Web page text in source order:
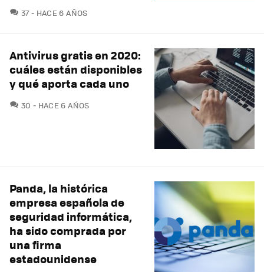
37COMENTARIOS
HACE 6 AÑOS
Antivirus gratis en 2020:
cuáles están disponibles
y qué aporta cada uno
30 COMENTARIOS
HACE 6 AÑOS
Panda, la histórica
empresa española de
seguridad informática,
ha sido comprada por
una firma
estadounidense